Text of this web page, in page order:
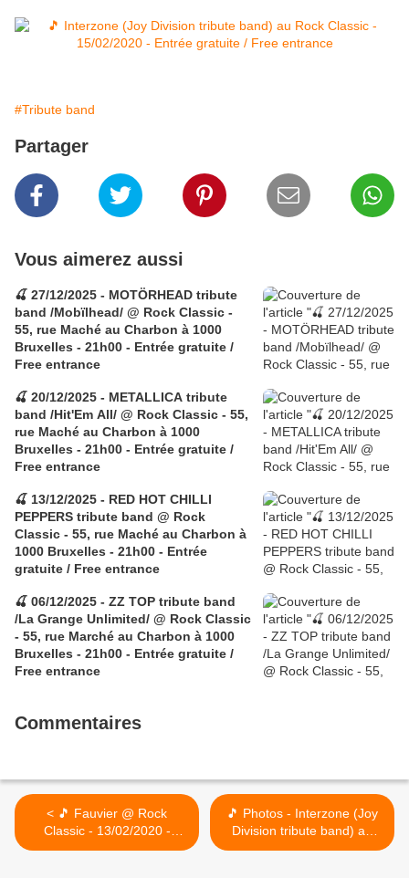
#Tribute band
Partager
Vous aimerez aussi
🍒 27/12/2025 - MOTÖRHEAD tribute
band /Mobïlhead/ @ Rock Classic -
55, rue Maché au Charbon à 1000
Bruxelles - 21h00 - Entrée gratuite /
Free entrance
🍒 20/12/2025 - METALLICA tribute
band /Hit'Em All/ @ Rock Classic - 55,
rue Maché au Charbon à 1000
Bruxelles - 21h00 - Entrée gratuite /
Free entrance
🍒 13/12/2025 - RED HOT CHILLI
PEPPERS tribute band @ Rock
Classic - 55, rue Maché au Charbon à
1000 Bruxelles - 21h00 - Entrée
gratuite / Free entrance
🍒 06/12/2025 - ZZ TOP tribute band
/La Grange Unlimited/ @ Rock Classic
- 55, rue Marché au Charbon à 1000
Bruxelles - 21h00 - Entrée gratuite /
Free entrance
Commentaires
< 🎵 Fauvier @ Rock
Classic - 13/02/2020 -
21h00 - Entrée gratuite !
🎵 Photos - Interzone (Joy
Division tribute band) au
Rock Classic - 15/02/2020 >